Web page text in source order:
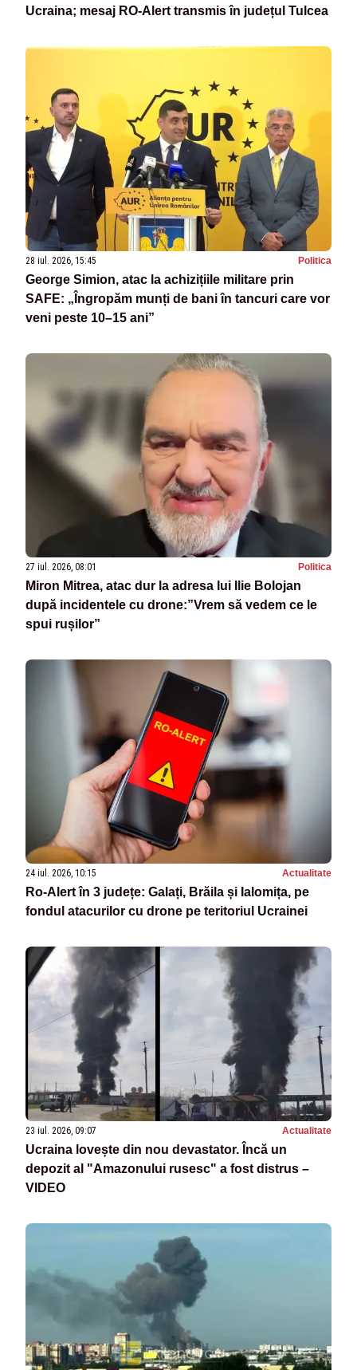
Ucraina; mesaj RO-Alert transmis în județul Tulcea
28 iul. 2026, 15:45 Politica
George Simion, atac la achizițiile militare prin
SAFE: „Îngropăm munți de bani în tancuri care vor
veni peste 10–15 ani”
27 iul. 2026, 08:01 Politica
Miron Mitrea, atac dur la adresa lui Ilie Bolojan
după incidentele cu drone:”Vrem să vedem ce le
spui rușilor”
24 iul. 2026, 10:15 Actualitate
Ro‑Alert în 3 județe: Galați, Brăila și Ialomița, pe
fondul atacurilor cu drone pe teritoriul Ucrainei
23 iul. 2026, 09:07 Actualitate
Ucraina lovește din nou devastator. Încă un
depozit al "Amazonului rusesc" a fost distrus –
VIDEO